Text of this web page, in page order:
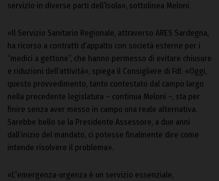
servizio in diverse parti dell’Isola», sottolinea Meloni.
«Il Servizio Sanitario Regionale, attraverso ARES Sardegna,
ha ricorso a contratti d’appalto con società esterne per i
“medici a gettone”, che hanno permesso di evitare chiusure
e riduzioni dell’attività», spiega il Consigliere di FdI. «Oggi,
questo provvedimento, tanto contestato dal campo largo
nella precedente legislatura – continua Meloni –, sta per
finire senza aver messo in campo una reale alternativa.
Sarebbe bello se la Presidente Assessore, a due anni
dall’inizio del mandato, ci potesse finalmente dire come
intende risolvere il problema».
«L’’emergenza-urgenza è un servizio essenziale,